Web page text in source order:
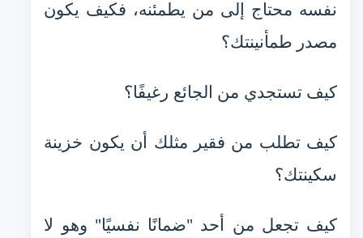
نفسه محتاج إلى من يطمئنه، فكيف يكون
مصدر طمأنينتك؟
كيف تستجدي من الجائع رغيفًا؟
كيف تطلب من فقير مثلك أن يكون خزينة
سكينتك؟
كيف تجعل من أحد "ضمانًا نفسيًا" وهو لا